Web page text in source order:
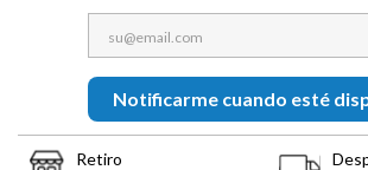
Notificarme cuando esté
Retiro